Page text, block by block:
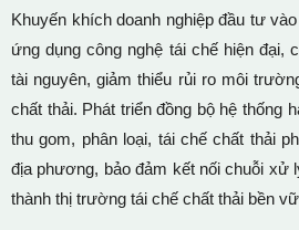
Khuyến khích doanh nghiệp đầu tư
ứng dụng công nghệ tái chế hiện đại,
tài nguyên, giảm thiểu rủi ro môi
chất thải. Phát triển đồng bộ hệ thống
thu gom, phân loại, tái chế chất thải
địa phương, bảo đảm kết nối chuỗi xử
thành thị trường tái chế chất thải bền